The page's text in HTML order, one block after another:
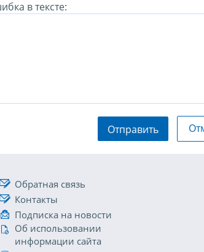
в тексте:
Отправить
Обратная связь
Контакты
Подписка на новости
Об использовании
информации сайта